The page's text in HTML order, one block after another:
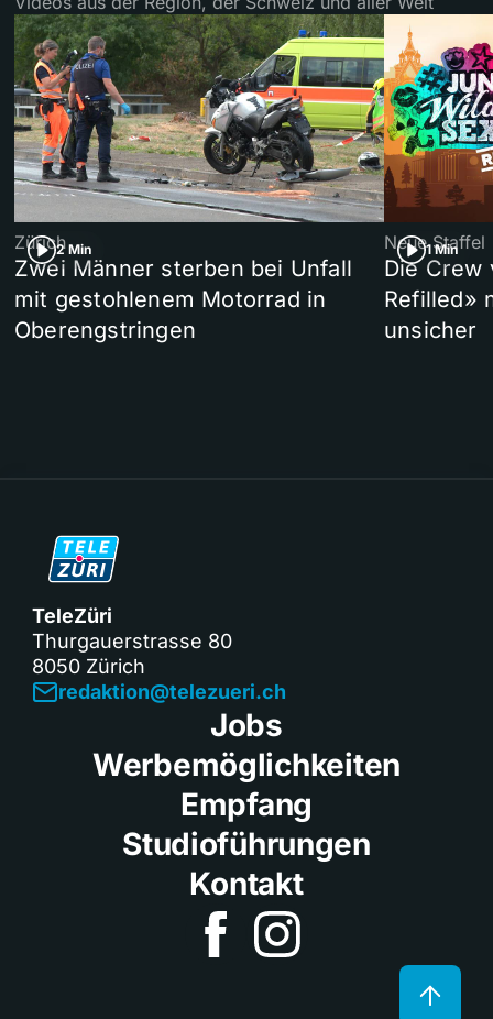
2 Min
Zürich
Zwei Männer sterben bei Unfall
mit gestohlenem Motorrad in
Oberengstringen
1 Min
Neue Staffel
Die Crew
Refilled»
unsicher
TeleZüri
Thurgauerstrasse 80
8050 Zürich
redaktion@telezueri.ch
Jobs
Werbemöglichkeiten
Empfang
Studioführungen
Kontakt